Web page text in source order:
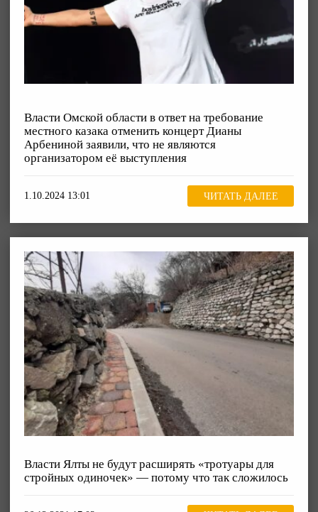
Власти Омской области в ответ на требование
местного казака отменить концерт Дианы
Арбениной заявили, что не являются
организатором её выступления
1.10.2024 13:01 ЧИТАТЬ ДАЛЕЕ
Власти Ялты не будут расширять «тротуары для
стройных одиночек» — потому что так сложилось